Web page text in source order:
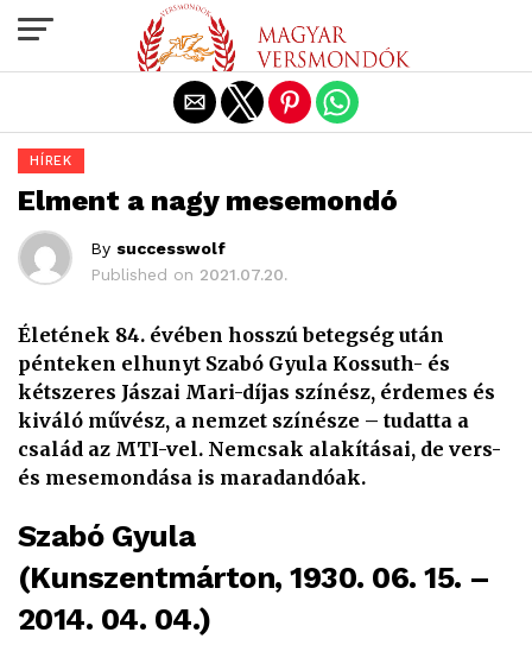
HÍREK
Elment a nagy mesemondó
By successwolf
Published on 2021.07.20.
Életének 84. évében hosszú betegség után
pénteken elhunyt Szabó Gyula Kossuth- és
kétszeres Jászai Mari-díjas színész, érdemes és
kiváló művész, a nemzet színésze – tudatta a
család az MTI-vel. Nemcsak alakításai, de vers-
és mesemondása is maradandóak.
Szabó Gyula
(Kunszentmárton, 1930. 06. 15. –
2014. 04. 04.)
Exit mobile version